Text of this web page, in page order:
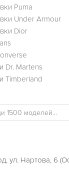
Puma
Under Armour
Dior
Dr. Martens
Timberland
ул. Нартова, 6